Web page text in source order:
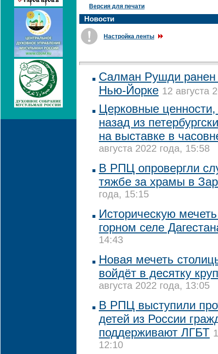
Версия для печати
Новости
Настройка ленты
Салман Рушди ранен
Нью-Йорке 12 августа
Церковные
назад из
на выставке в
августа 2022 года, 15:58
В РПЦ опровергли
тяжбе за храмы в
года, 15:15
Историческую
горном селе
14:43
Новая мечеть
войдёт в десятку
августа 2022 года, 13:05
В РПЦ выступили
детей из России
поддерживают ЛГБТ
12:10